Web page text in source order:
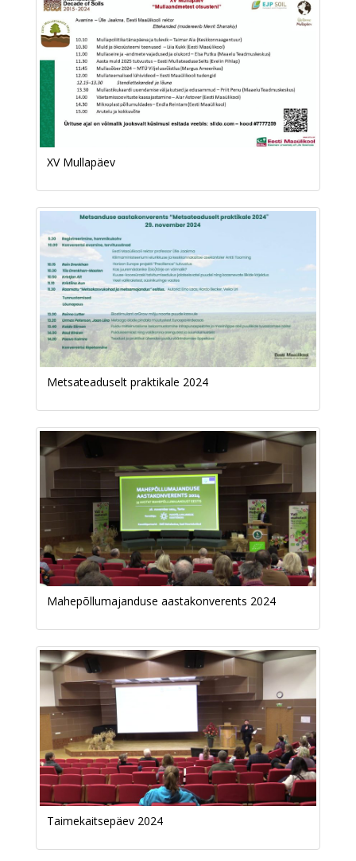
XV Mullapäev
Metsateaduselt praktikale 2024
Mahepõllumajanduse aastakonverents 2024
Taimekaitsepäev 2024